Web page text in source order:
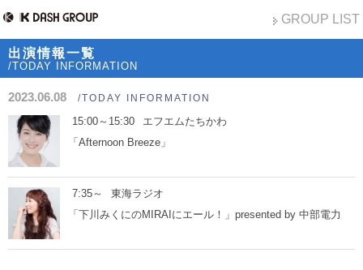
GROUP LIST
出演情報一覧
/TODAY INFORMATION
2023.06.08 /TODAY INFORMATION
15:00～15:30
エフエムたちかわ
「Afternoon Breeze」
7:35～
東海ラジオ
「下川みくにのMIRAIにエール！」presented by 中部電力